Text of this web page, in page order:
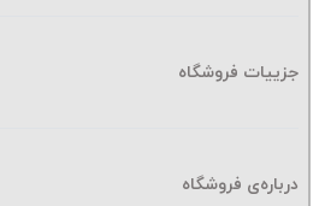
نخ
امگا
جزییات فروشگاه
درباره‌ی فروشگاه